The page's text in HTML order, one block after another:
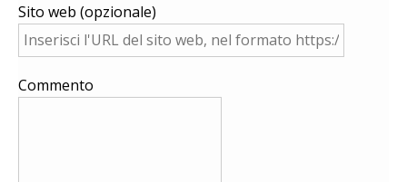
Sito web (opzionale)
Commento